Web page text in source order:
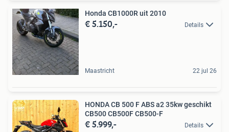
Honda CB1000R uit 2010
€ 5.150,- Details
Maastricht 22 jul 26
HONDA CB 500 F ABS a2 35kw geschikt
CB500 CB500F CB500-F
€ 5.999,- Details